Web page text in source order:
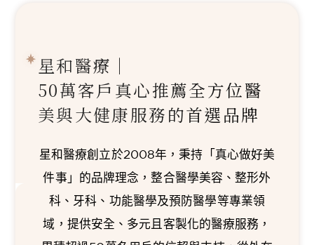
星和醫療｜
50萬客戶真心推薦全方位醫
美與大健康服務的首選品牌
星和醫療創立於2008年，秉持「真心做好美
件事」的品牌理念，整合醫學美容、整形外
科、牙科、功能醫學及預防醫學等專業領
域，提供安全、多元且客製化的醫療服務，